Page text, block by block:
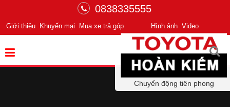
0838335555
Hình ảnh Video
Giới thiệu Khuyến mại Mua xe trả góp
Chuyển động tiên phong